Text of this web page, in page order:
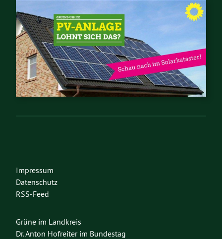
Impressum
Datenschutz
RSS-Feed
Grüne im Landkreis
Dr. Anton Hofreiter im Bundestag